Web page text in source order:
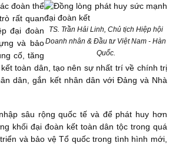
TS. Trần Hải Linh, Chủ tịch Hiệp hội
Doanh nhân & Đầu tư Việt Nam - Hàn
Quốc.
đoàn thể
rất quan
đại đoàn
và bảo
cố, tăng
toàn dân, tạo nên sự nhất trí về chính trị
dân, gắn kết nhân dân với Đảng và Nhà
sâu rộng quốc tế và để phát huy hơn
khối đại đoàn kết toàn dân tộc trong quá
và bảo vệ Tổ quốc trong tình hình mới,